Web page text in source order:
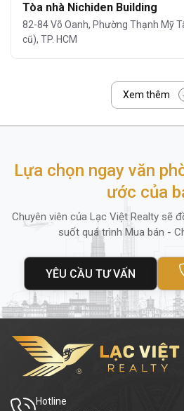
Tòa nhà Nichiden Building
82-84 Võ Oanh, Phường Thạnh Mỹ
cũ), TP. HCM
Xem thêm
Lựa chọn ngay văn
ước của
Chuyên viên của Lạc Việt Realty sẽ
suốt quá trình Mua bán -
YÊU CẦU TƯ VẤN
Hotline